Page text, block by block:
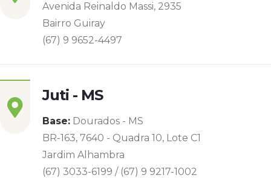
Avenida Reinaldo Massi, 2935
Bairro Guiray
(67) 9 9652-4497
Juti - MS
Base: Dourados - MS
BR-163, 7640 - Quadra 10, Lote C1
Jardim Alhambra
(67) 3033-6199 / (67) 9 9217-1002